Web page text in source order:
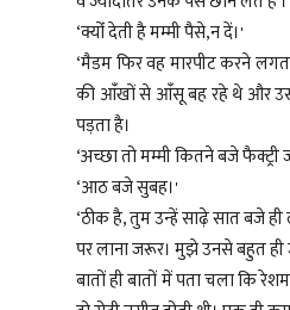
‘क्योंं देती है मम्मी पैसे,न दें।'
‘मैडम फिर वह मारपीट करने
की आंँखों से आंँसू बह रहे थे और
पड़ता है।
‘अच्छा तो मम्मी कितने बजे फैक्ट्री
‘आठ बजे सुबह।'
‘ठीक है, तुम उन्हें साढ़े सात बजे
पर लाना जरूर। मुझे उनसे बहुत ही
बातों ही बातों में पता चला कि